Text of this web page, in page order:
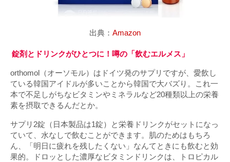
出典： Amazon
錠剤とドリンクがひとつに！噂の「飲むエルメス」
orthomol（オーソモル）はドイツ発のサプリですが、愛飲し
ている韓国アイドルが多いことから韓国で大バズり。これ一
本で不足しがちなビタミンやミネラルなど20種類以上の栄養
素を摂取できるんだとか。
サプリ2錠（日本製品は1錠）と栄養ドリンクがセットになっ
ていて、水なしで飲むことができます。肌のためはもちろ
ん、「明日に疲れを残したくない」なんてときにも飲むと効
果的。ドロッとした濃厚なビタミンドリンクは、トロピカル